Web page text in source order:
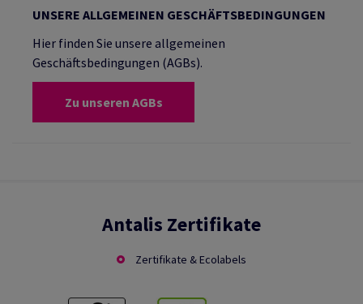
UNSERE ALLGEMEINEN GESCHÄFTSBEDINGUNGEN
Hier finden Sie unsere allgemeinen
Geschäftsbedingungen (AGBs).
Zu unseren AGBs
Antalis Zertifikate
Zertifikate & Ecolabels